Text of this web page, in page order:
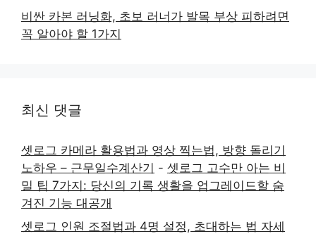
비싼 카본 러닝화, 초보 러너가 발목 부상 피하려면
꼭 알아야 할 1가지
최신 댓글
셋로그 카메라 활용법과 영상 찍는법, 방향 돌리기
노하우 – 근무일수계산기 - 셋로그 고수만 아는 비
밀 팁 7가지: 당신의 기록 생활을 업그레이드할 숨
겨진 기능 대공개
셋로그 인원 조절법과 4명 설정, 초대하는 법 자세